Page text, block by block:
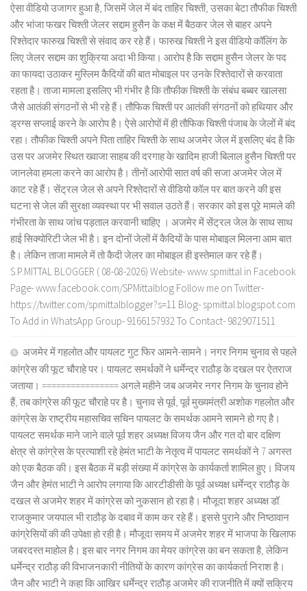
ऐसा वीडियो उजागर हुआ है, जिसमें जेल में बंद ताहिर चिश्ती, उसका बेटा तौफीक चिश्ती
और भांजा फखर चिश्ती जेलर सद्दाम हुसैन के कक्ष में बैठकर जेल से बाहर अपने
रिश्तेदार फारुख चिश्ती से संवाद कर रहे हैं। फारुख चिश्ती ने इस वीडियो कॉलिंग के
लिए जेलर सद्दाम का शुक्रिया अदा भी किया। आरोप है कि सद्दाम हुसैन जेलर के पद
का फायदा उठाकर मुस्लिम कैदियों की बात मोबाइल पर उनके रिश्तेदारों से करवाता
रहता है। ताजा मामला इसलिए भी गंभीर है कि तौफीक चिश्ती के संबंध बब्बर खालसा
जैसे आतंकी संगठनों से भी रहे हैं। तौफिक चिश्ती पर आतंकी संगठनों को हथियार और
ड्रग्स सप्लाई करने के आरोप है। ऐसे आरोपों में ही तौफिक चिश्ती पंजाब के जेलों में बंद
रहा। तौफीक चिश्ती अपने पिता ताहिर चिश्ती के साथ अजमेर जेल में इसलिए बंद है कि
उस पर अजमेर स्थित ख्वाजा साहब की दरगाह के खादिम हाजी बिलाल हुसैन चिश्ती पर
जानलेवा हमला करने का आरोप है। तीनों आरोपी सात वर्ष की सजा अजमेर जेल में
काट रहे हैं। सेंट्रल जेल से अपने रिश्तेदारों से वीडियो कॉल पर बात करने की इस
घटना से जेल की सुरक्षा व्यवस्था पर भी सवाल उठते हैं। सरकार को इस पूरे मामले की
गंभीरता के साथ जांच पड़ताल करवानी चाहिए । अजमेर में सेंट्रल जेल के साथ साथ
हाई सिक्योरिटी जेल भी है। इन दोनों जेलों में कैदियों के पास मोबाइल मिलना आम बात
है। लेकिन ताजा मामले में तो कैदी जेलर का मोबाइल ही इस्तेमाल कर रहे हैं।
S.P.MITTAL BLOGGER ( 08-08-2026) Website- www.spmittal.in Facebook
Page- www.facebook.com/SPMittalblog Follow me on Twitter-
https://twitter.com/spmittalblogger?s=11 Blog- spmittal.blogspot.com
To Add in WhatsApp Group- 9166157932 To Contact- 9829071511
अजमेर में गहलोत और पायलट गुट फिर आमने-सामने। नगर निगम चुनाव से पहले
कांग्रेस की फूट चौराहे पर। पायलट समर्थकों ने धर्मेन्द्र राठौड़ के दखल पर ऐतराज
जताया। ================ अगले महीने जब अजमेर नगर निगम के चुनाव होने
हैं, तब कांग्रेस की फूट चौराहे पर है। चुनाव से पूर्व, पूर्व मुख्यमंत्री अशोक गहलोत और
कांग्रेस के राष्ट्रीय महासचिव सचिन पायलट के समर्थक आमने सामने हो गए है।
पायलट समर्थक माने जाने वाले पूर्व शहर अध्यक्ष विजय जैन और गत दो बार दक्षिण
क्षेत्र से कांग्रेस के प्रत्याशी रहे हेमंत भाटी के नेतृत्व में पायलट समर्थकों ने 7 अगस्त
को एक बैठक की। इस बैठक में बड़ी संख्या में कांग्रेस के कार्यकर्ता शामिल हुए। विजय
जैन और हेमंत भाटी ने आरोप लगाया कि आरटीडीसी के पूर्व अध्यक्ष धर्मेन्द्र राठौड़ के
दखल से अजमेर शहर में कांग्रेस को नुकसान हो रहा है। मौजूदा शहर अध्यक्ष डॉ.
राजकुमार जयपाल भी राठौड़ के दबाव में काम कर रहे हैं। इससे पुराने और निष्ठावान
कांग्रेसियों की की उपेक्षा हो रही है। मौजूदा समय में अजमेर शहर में भाजपा के खिलाफ
जबरदस्त माहोल है। इस बार नगर निगम का मेयर कांग्रेस का बन सकता है, लेकिन
धर्मेन्द्र राठौड़ की विभाजनकारी नीतियों के कारण कांग्रेस का कार्यकर्ता निराश है।
जैन और भाटी ने कहा कि आखिर धर्मेन्द्र राठौड़ अजमेर की राजनीति में क्यों सक्रिय